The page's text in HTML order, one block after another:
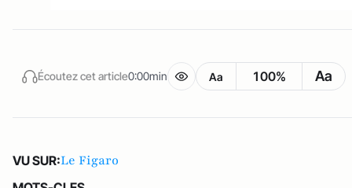
Écoutez cet article0:00min Aa 100% Aa
VU SUR:Le Figaro